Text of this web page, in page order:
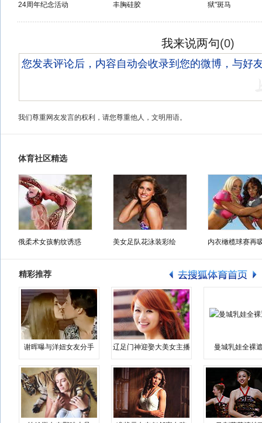
24周年纪念活动
丰胸硅胶
狱"斑马
我来说两句(0)
我们尊重网友发言的权利，请您尊重他人，文明用语。
体育社区精选
俄柔术女孩豹纹诱惑 美女足队花泳装彩绘 内衣橄榄球赛再
精彩推荐
谢晖曝与洋妞女友分手 辽足门神迎娶大美女主播 曼城乳娃全裸